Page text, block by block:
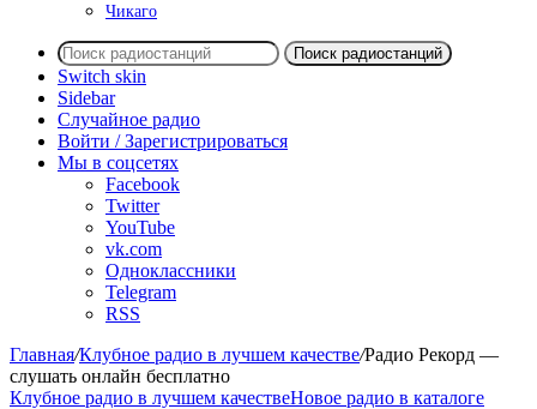
Чикаго
Поиск радиостанций
Switch skin
Sidebar
Случайное радио
Войти / Зарегистрироваться
Мы в соцсетях
Facebook
Twitter
YouTube
vk.com
Одноклассники
Telegram
RSS
Главная/Клубное радио в лучшем качестве/Радио Рекорд —
слушать онлайн бесплатно
Клубное радио в лучшем качествеНовое радио в каталоге